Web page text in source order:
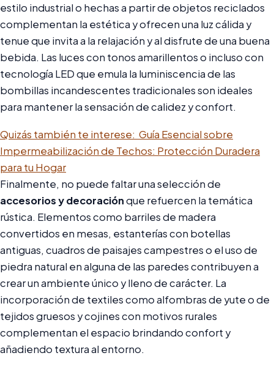
estilo industrial o hechas a partir de objetos reciclados
complementan la estética y ofrecen una luz cálida y
tenue que invita a la relajación y al disfrute de una buena
bebida. Las luces con tonos amarillentos o incluso con
tecnología LED que emula la luminiscencia de las
bombillas incandescentes tradicionales son ideales
para mantener la sensación de calidez y confort.
Quizás también te interese: Guía Esencial sobre
Impermeabilización de Techos: Protección Duradera
para tu Hogar
Finalmente, no puede faltar una selección de
accesorios y decoraciónque refuercen la temática
rústica. Elementos como barriles de madera
convertidos en mesas, estanterías con botellas
antiguas, cuadros de paisajes campestres o el uso de
piedra natural en alguna de las paredes contribuyen a
crear un ambiente único y lleno de carácter. La
incorporación de textiles como alfombras de yute o de
tejidos gruesos y cojines con motivos rurales
complementan el espacio brindando confort y
añadiendo textura al entorno.